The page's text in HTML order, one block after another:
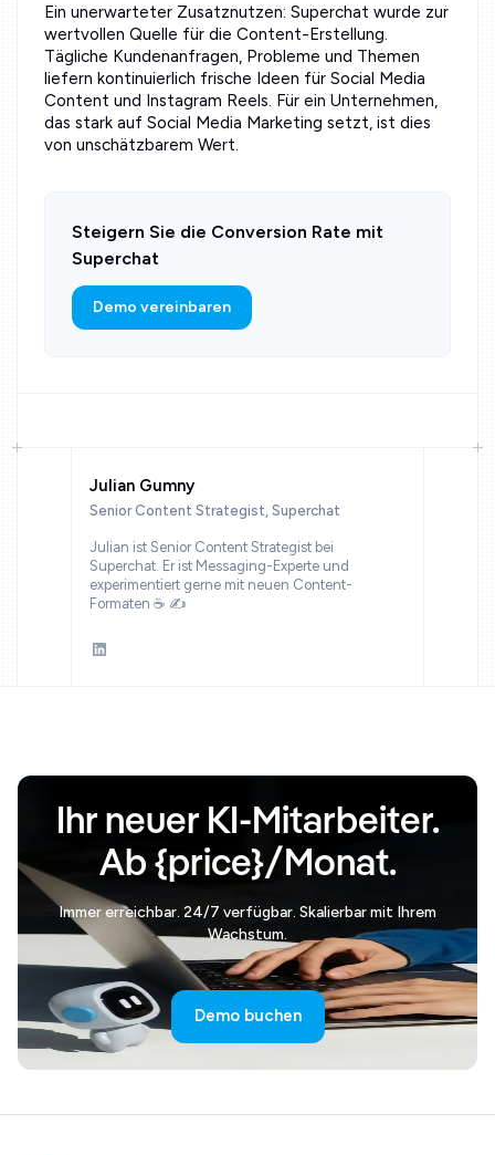
Ein unerwarteter Zusatznutzen: Superchat wurde zur
wertvollen Quelle für die Content-Erstellung.
Tägliche Kundenanfragen, Probleme und Themen
liefern kontinuierlich frische Ideen für Social Media
Content und Instagram Reels. Für ein Unternehmen,
das stark auf Social Media Marketing setzt, ist dies
von unschätzbarem Wert.
Steigern Sie die Conversion Rate mit
Superchat
Demo vereinbaren
Julian Gumny
Senior Content Strategist, Superchat
Julian ist Senior Content Strategist bei
Superchat. Er ist Messaging-Experte und
experimentiert gerne mit neuen Content-
Formaten ☕ ✍️
Ihr neuer KI-Mitarbeiter.
Ab {price}/Monat.
Immer erreichbar. 24/7 verfügbar. Skalierbar mit Ihrem
Wachstum.
Demo buchen